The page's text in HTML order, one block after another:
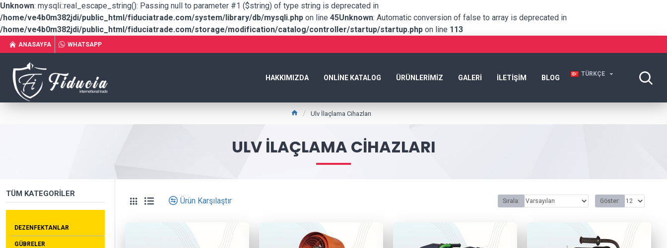
Unknown: mysqli::real_escape_string(): Passing null to parameter #1 ($string) of type string is deprecated in
/home/ve4b0m382jdi/public_html/fiduciatrade.com/system/library/db/mysqli.php on line 45Unknown: Automatic conversion of false to array is deprecated in
/home/ve4b0m382jdi/public_html/fiduciatrade.com/storage/modification/catalog/controller/startup/startup.php on line 113
ANASAYFA WHATSAPP
HAKKIMIZDA ONLINE KATALOG ÜRÜNLERIMIZ GALERI İLETIŞIM BLOG TÜRKÇE
Ulv İlaçlama Cihazları
ULV İLAÇLAMA CIHAZLARI
TÜM KATEGORILER
DEZENFEKTANLAR
GÜBRELER
Ürün Karşılaştır Sırala: Göster: